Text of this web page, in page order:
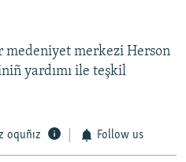
medeniyet merkezi Herson
yardımı ile teşkil
oquñız Follow us